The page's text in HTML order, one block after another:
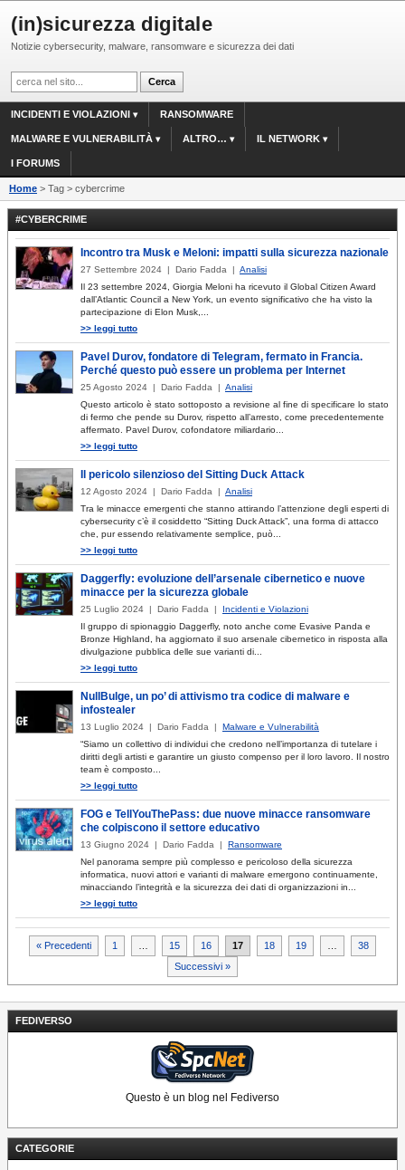
(in)sicurezza digitale
Notizie cybersecurity, malware, ransomware e sicurezza dei dati
INCIDENTI E VIOLAZIONI RANSOMWARE
MALWARE E VULNERABILITÀ ALTRO… IL NETWORK
I FORUMS
Home > Tag > cybercrime
FEDIVERSO
Questo è un blog nel Fediverso
CATEGORIE
#CYBERCRIME
Incontro tra Musk e Meloni: impatti sulla sicurezza nazionale
27 Settembre 2024 | Dario Fadda | Analisi
Il 23 settembre 2024, Giorgia Meloni ha ricevuto il Global Citizen Award
dall’Atlantic Council a New York, un evento significativo che ha visto la
partecipazione di Elon Musk,...
>> leggi tutto
Pavel Durov, fondatore di Telegram, fermato in Francia.
Perché questo può essere un problema per Internet
25 Agosto 2024 | Dario Fadda | Analisi
Questo articolo è stato sottoposto a revisione al fine di specificare lo stato
di fermo che pende su Durov, rispetto all’arresto, come precedentemente
affermato. Pavel Durov, cofondatore miliardario...
>> leggi tutto
Il pericolo silenzioso del Sitting Duck Attack
12 Agosto 2024 | Dario Fadda | Analisi
Tra le minacce emergenti che stanno attirando l’attenzione degli esperti di
cybersecurity c’è il cosiddetto “Sitting Duck Attack”, una forma di attacco
che, pur essendo relativamente semplice, può...
>> leggi tutto
Daggerfly: evoluzione dell’arsenale cibernetico e nuove
minacce per la sicurezza globale
25 Luglio 2024 | Dario Fadda | Incidenti e Violazioni
Il gruppo di spionaggio Daggerfly, noto anche come Evasive Panda e
Bronze Highland, ha aggiornato il suo arsenale cibernetico in risposta alla
divulgazione pubblica delle sue varianti di...
>> leggi tutto
NullBulge, un po’ di attivismo tra codice di malware e
infostealer
13 Luglio 2024 | Dario Fadda | Malware e Vulnerabilità
“Siamo un collettivo di individui che credono nell’importanza di tutelare i
diritti degli artisti e garantire un giusto compenso per il loro lavoro. Il nostro
team è composto...
>> leggi tutto
FOG e TellYouThePass: due nuove minacce ransomware
che colpiscono il settore educativo
13 Giugno 2024 | Dario Fadda | Ransomware
Nel panorama sempre più complesso e pericoloso della sicurezza
informatica, nuovi attori e varianti di malware emergono continuamente,
minacciando l’integrità e la sicurezza dei dati di organizzazioni in...
>> leggi tutto
Paginazione
articoli
« Precedenti 1 15 16 17 18 19
38
Successivi »